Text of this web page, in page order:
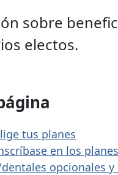
sobre
electos.
tus planes
en los planes
opcionales y